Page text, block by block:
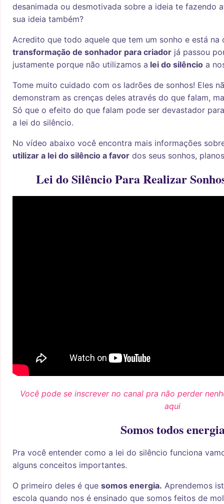
desanimada ou desmotivada sobre a ideia te fazendo
sua ideia também?
Acredito que todo aquele que tem um sonho e está na
transformação de sonhador para criador já passou
justamente porque não utilizamos a lei do silêncio a
Tome muito cuidado com os ladrões de sonhos! Eles
demonstram as crenças deles através do que falam,
Só que o efeito do que falam pode ser devastador
a lei do silêncio.
No vídeo abaixo você encontra mais informações
utilizar a lei do silêncio a favor dos seus sonhos,
Lei do Silêncio Para Realizar
Você pode se inscrever no canal pra não perder
aqui
Somos todos
Pra você entender como a lei do silêncio funciona
alguns conceitos importantes.
O primeiro deles é que somos energia. Aprendemos
escola quando nos é ensinado que somos feitos de